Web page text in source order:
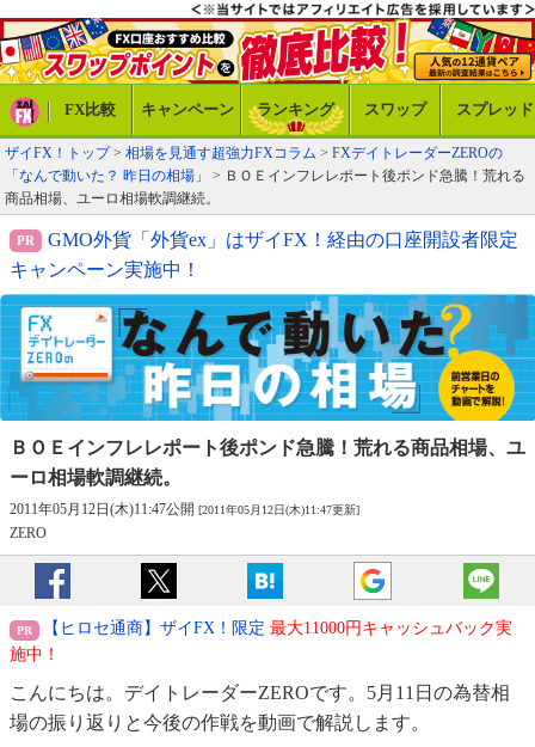
FX比較 キャンペーン ランキング スワップ スプレッド
ザイFX！トップ> 相場を見通す超強力FXコラム > FXデイトレーダーZEROの
「なんで動いた？ 昨日の相場」
> ＢＯＥインフレレポート後ポンド急騰！荒れる
商品相場、ユーロ相場軟調継続。
GMO外貨「外貨ex」はザイFX！経由の口座開設者限定
キャンペーン実施中！
ＢＯＥインフレレポート後ポンド急騰！ 荒れる商品相場、ユ
ーロ相場軟調継続。
2011年05月12日(木)11:47公開 [2011年05月12日(木)11:47更新]
ZERO
【ヒロセ通商】ザイFX！限定 最大11000円キャッシュバック実
施中！
こんにちは。デイトレーダーZEROです。5月11日の為替相
場の振り返りと今後の作戦を動画で解説します。